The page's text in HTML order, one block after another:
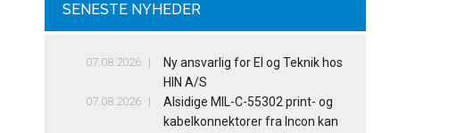
SENESTE NYHEDER
07.08.2026
Ny ansvarlig for El og Teknik hos
HIN A/S
07.08.2026
Alsidige MIL-C-55302 print- og
kabelkonnektorer fra Incon kan